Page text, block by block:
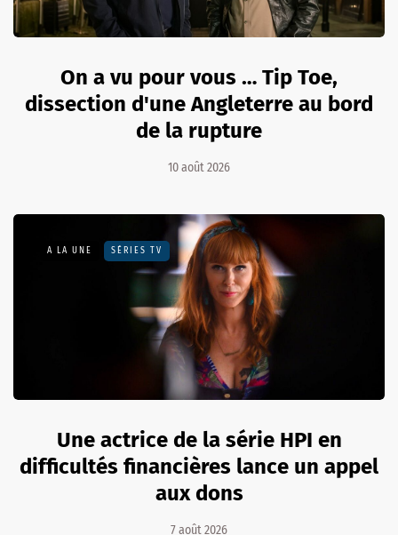
On a vu pour vous … Tip Toe,
dissection d'une Angleterre au bord
de la rupture
10 août 2026
A LA UNE SÉRIES TV
Une actrice de la série HPI en
difficultés financières lance un appel
aux dons
7 août 2026